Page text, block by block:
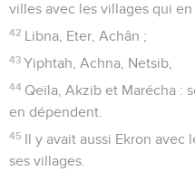
villes avec les villages qui en
42 Libna, Eter, Achân ;
43 Yiphtah, Achna, Netsib,
44 Qeïla, Akzib et Marécha :
en dépendent.
45 Il y avait aussi Ekron
ses villages.